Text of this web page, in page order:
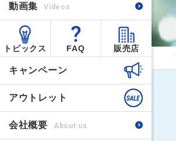
動画集 Videos
トピックス FAQ 販売店
キャンペーン
アウトレット
会社概要 About us